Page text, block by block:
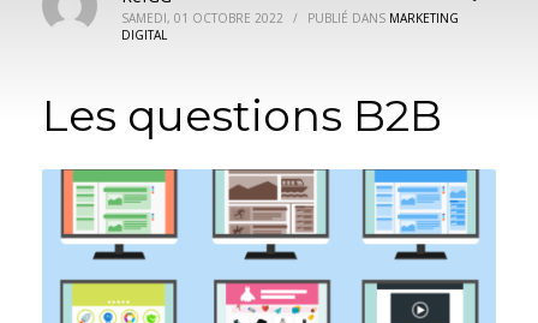
SAMEDI, 01 OCTOBRE 2022 / PUBLIÉ DANS MARKETING
DIGITAL
Les questions B2B